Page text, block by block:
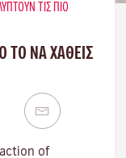
ΤΙΣ ΠΙΟ
ΤΟ ΝΑ ΧΑΘΕΙΣ
of